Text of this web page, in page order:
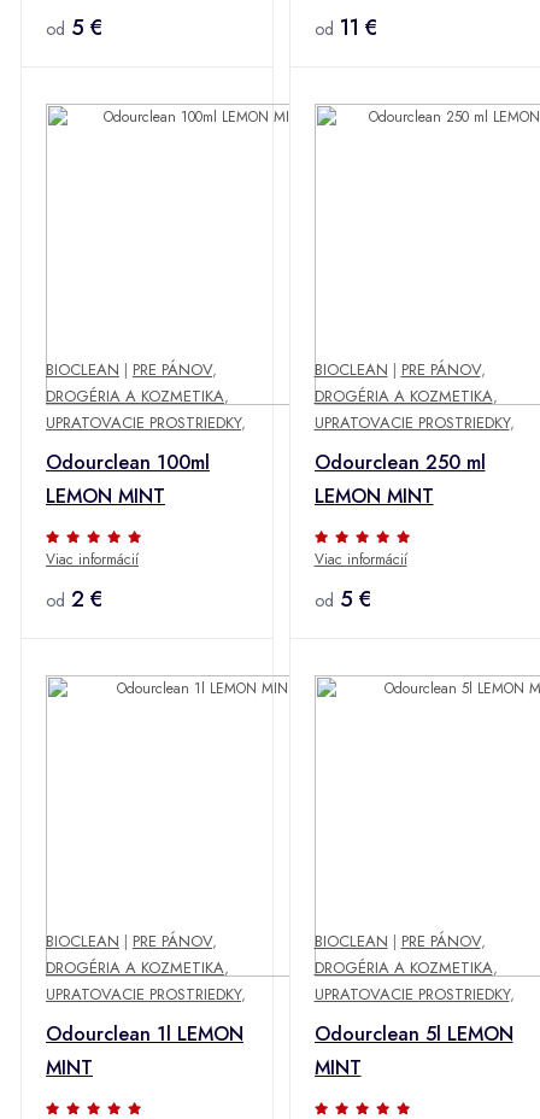
od 5 € od 11 €
BIOCLEAN | PRE PÁNOV,
DROGÉRIA A KOZMETIKA,
UPRATOVACIE PROSTRIEDKY,
Odourclean 100ml
LEMON MINT
Viac informácií
od 2 €
BIOCLEAN | PRE PÁNOV,
DROGÉRIA A KOZMETIKA,
UPRATOVACIE PROSTRIEDKY,
Odourclean 250 ml
LEMON MINT
Viac informácií
od 5 €
BIOCLEAN | PRE PÁNOV,
DROGÉRIA A KOZMETIKA,
UPRATOVACIE PROSTRIEDKY,
Odourclean 1l LEMON
MINT
BIOCLEAN | PRE PÁNOV,
DROGÉRIA A KOZMETIKA,
UPRATOVACIE PROSTRIEDKY,
Odourclean 5l LEMON
MINT